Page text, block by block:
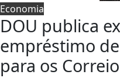
Economia
DOU publica
empréstimo
para os